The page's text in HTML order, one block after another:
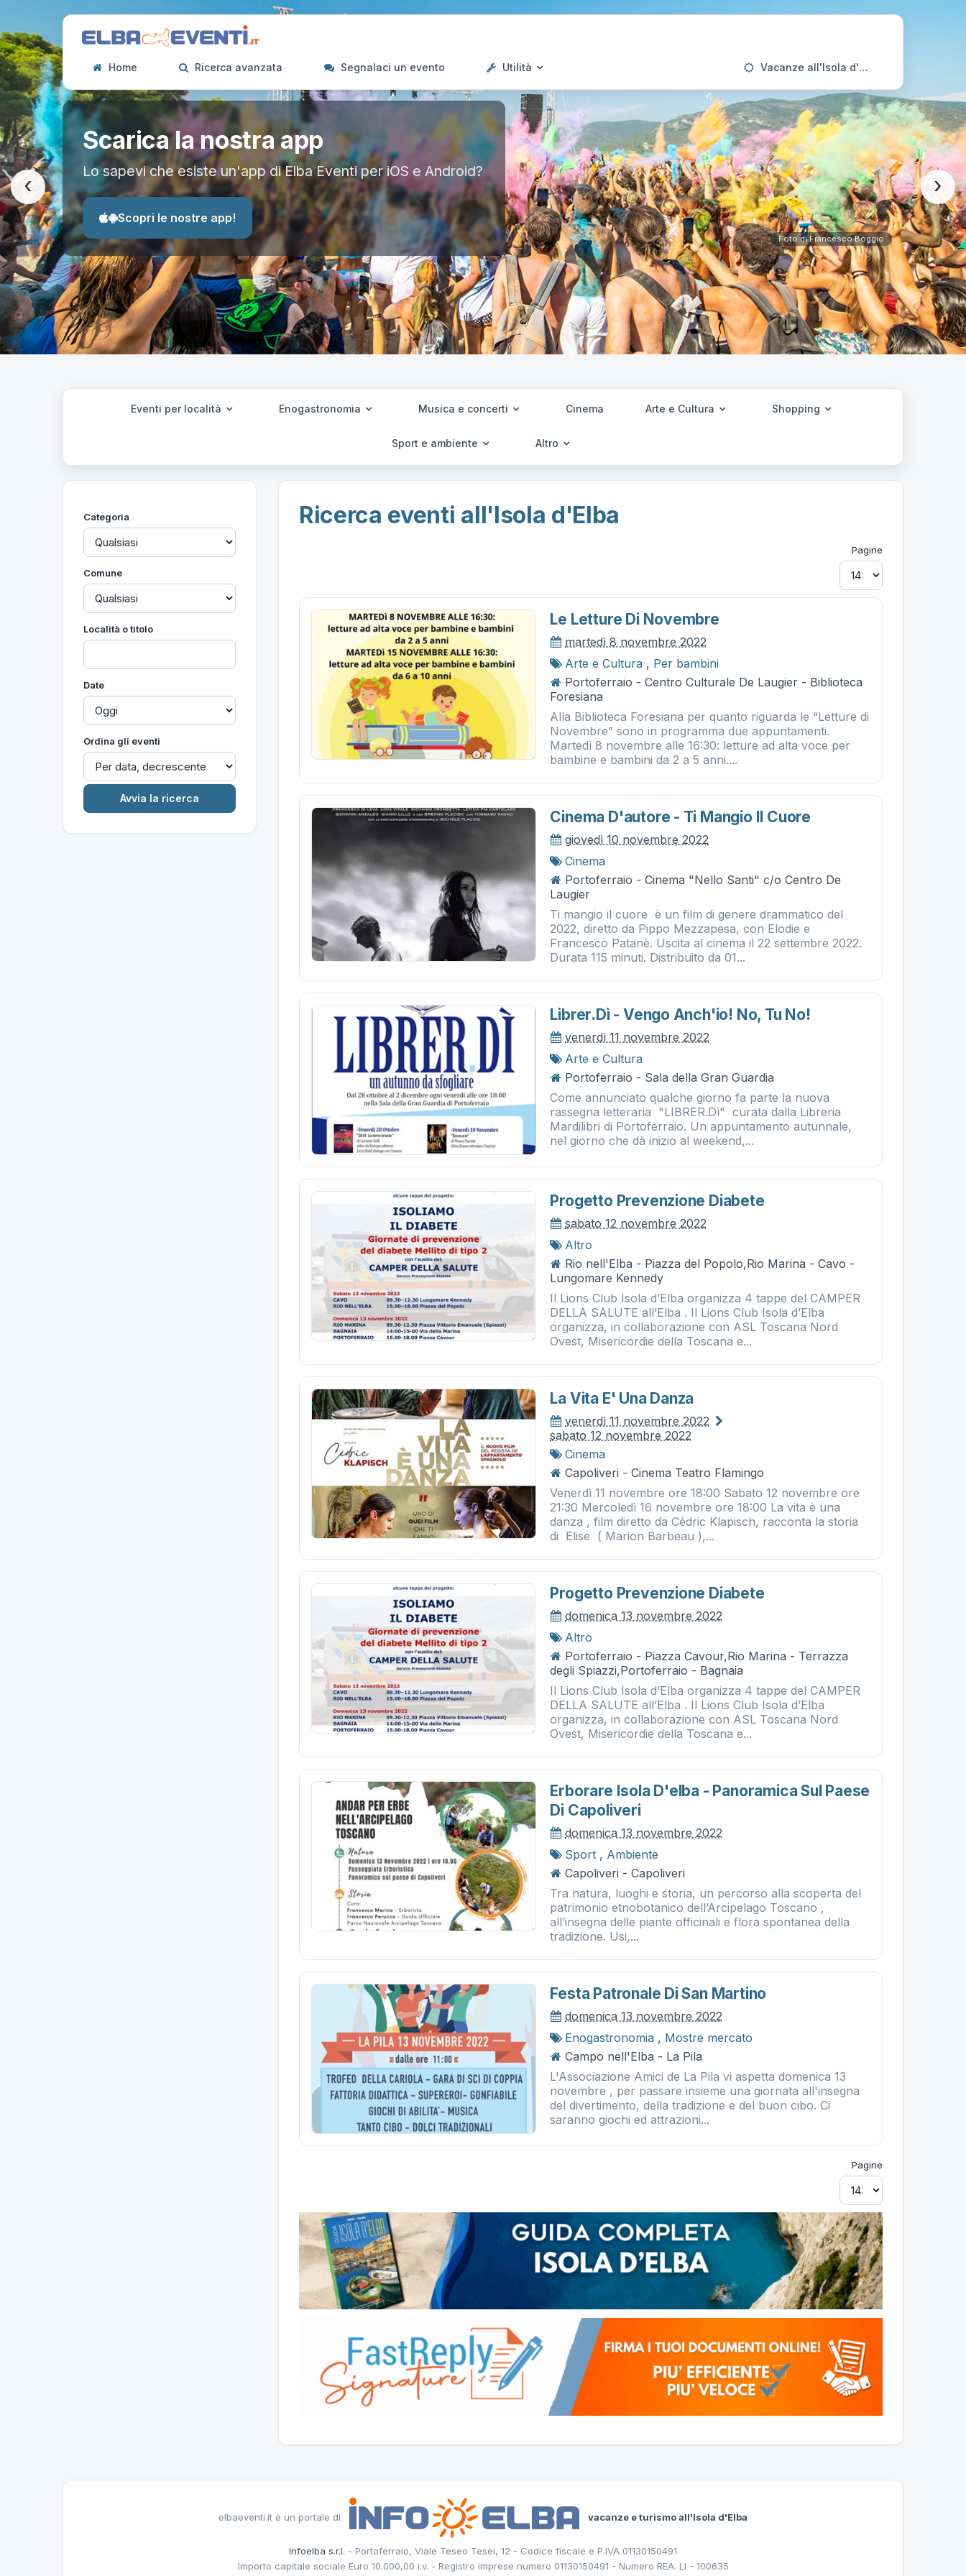
Home Ricerca avanzata Segnalaci un evento Utilità Vacanze all'Isola d'Elba
Scarica la nostra app
Lo sapevi che esiste un'app di Elba Eventi per iOS e Android?
Scopri le nostre app!
Foto di Francesco Boggio
‹ ›
Eventi per località Enogastronomia Musica e concerti Cinema Arte e Cultura Shopping
Sport e ambiente Altro
Categoria
Comune
Località o titolo
Date
Ordina gli eventi
Ricerca eventi all'Isola d'Elba
Pagine
Le Letture Di Novembre
martedì 8 novembre 2022
Arte e Cultura , Per bambini
Portoferraio - Centro Culturale De Laugier - Biblioteca
Foresiana
Alla Biblioteca Foresiana per quanto riguarda le “Letture di
Novembre” sono in programma due appuntamenti.
Martedì 8 novembre alle 16:30: letture ad alta voce per
bambine e bambini da 2 a 5 anni....
Cinema D'autore - Ti Mangio Il Cuore
giovedì 10 novembre 2022
Cinema
Portoferraio - Cinema "Nello Santi" c/o Centro De
Laugier
Ti mangio il cuore è un film di genere drammatico del
2022, diretto da Pippo Mezzapesa, con Elodie e
Francesco Patanè. Uscita al cinema il 22 settembre 2022.
Durata 115 minuti. Distribuito da 01...
Librer.dì - Vengo Anch'io! No, Tu No!
venerdì 11 novembre 2022
Arte e Cultura
Portoferraio - Sala della Gran Guardia
Come annunciato qualche giorno fa parte la nuova
rassegna letteraria "LIBRER.Dì" curata dalla Libreria
Mardilibri di Portoferraio. Un appuntamento autunnale,
nel giorno che dà inizio al weekend,...
Progetto Prevenzione Diabete
sabato 12 novembre 2022
Altro
Rio nell'Elba - Piazza del Popolo,Rio Marina - Cavo -
Lungomare Kennedy
Il Lions Club Isola d’Elba organizza 4 tappe del CAMPER
DELLA SALUTE all’Elba . Il Lions Club Isola d’Elba
organizza, in collaborazione con ASL Toscana Nord
Ovest, Misericordie della Toscana e...
La Vita E' Una Danza
venerdì 11 novembre 2022
sabato 12 novembre 2022
Cinema
Capoliveri - Cinema Teatro Flamingo
Venerdì 11 novembre ore 18:00 Sabato 12 novembre ore
21:30 Mercoledì 16 novembre ore 18:00 La vita è una
danza , film diretto da Cédric Klapisch, racconta la storia
di Elise ( Marion Barbeau ),...
Progetto Prevenzione Diabete
domenica 13 novembre 2022
Altro
Portoferraio - Piazza Cavour,Rio Marina - Terrazza
degli Spiazzi,Portoferraio - Bagnaia
Il Lions Club Isola d’Elba organizza 4 tappe del CAMPER
DELLA SALUTE all’Elba . Il Lions Club Isola d’Elba
organizza, in collaborazione con ASL Toscana Nord
Ovest, Misericordie della Toscana e...
Erborare Isola D'elba - Panoramica Sul Paese
Di Capoliveri
domenica 13 novembre 2022
Sport , Ambiente
Capoliveri - Capoliveri
Tra natura, luoghi e storia, un percorso alla scoperta del
patrimonio etnobotanico dell’Arcipelago Toscano ,
all’insegna delle piante officinali e flora spontanea della
tradizione. Usi,...
Festa Patronale Di San Martino
domenica 13 novembre 2022
Enogastronomia , Mostre mercato
Campo nell'Elba - La Pila
L'Associazione Amici de La Pila vi aspetta domenica 13
novembre , per passare insieme una giornata all'insegna
del divertimento, della tradizione e del buon cibo. Ci
saranno giochi ed attrazioni...
Pagine
elbaeventi.it è un portale di vacanze e turismo all'Isola d'Elba
Infoelba s.r.l. - Portoferraio, Viale Teseo Tesei, 12 - Codice fiscale e P.IVA 01130150491
Importo capitale sociale Euro 10.000,00 i.v. - Registro imprese numero 01130150491 - Numero REA: LI - 100635